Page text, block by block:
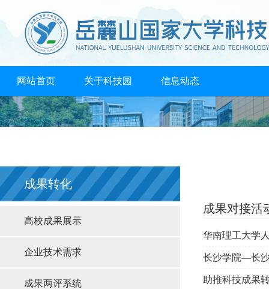
网站首页 关于科技园 信息动态
创业孵化 成果转化 人才培养
联系我们
成果转化
高校成果展示
企业技术需求
成果两评系统
成果对接活
华南理工大学
长沙学院—长
助推科技成果